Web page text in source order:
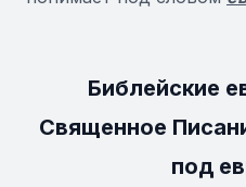
Библейские
Священное
под